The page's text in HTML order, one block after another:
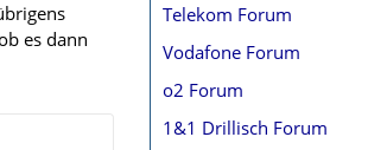
es dann
Telekom Forum
Vodafone Forum
o2 Forum
1&1 Drillisch Forum